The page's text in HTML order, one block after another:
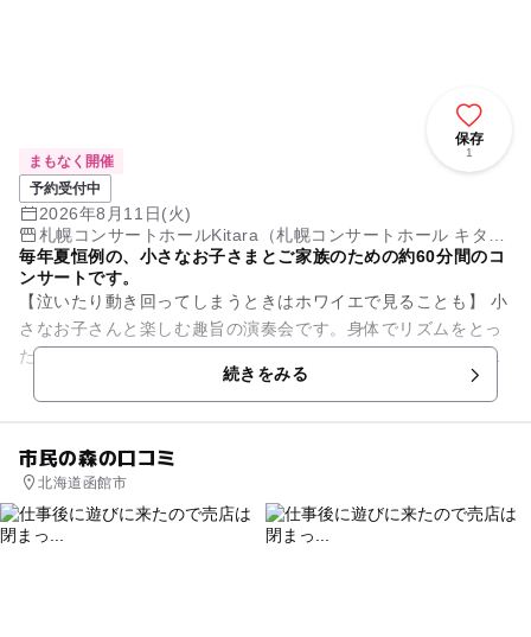
保存
1
まもなく開催
予約受付中
2026年8月11日(火)
札幌コンサートホールKitara（札幌コンサートホール キタ
ラ）
毎年夏恒例の、小さなお子さまとご家族のための約60分間のコ
ンサートです。
【泣いたり動き回ってしまうときはホワイエで見ることも】 小
さなお子さんと楽しむ趣旨の演奏会です。身体でリズムをとっ
たり、笑ったり、音楽を楽しんでいる様子をあたたかい気持ち
で会場全体が見守ってい...続きをみる
市民の森の口コミ
北海道函館市